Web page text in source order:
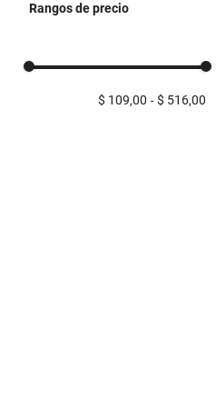
Protectores Diarios
Rangos de precio
$ 109,00 $ 516,00